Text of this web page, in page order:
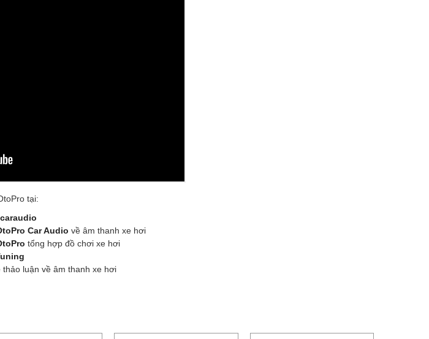
tại:
Car Audio về âm thanh xe hơi
tổng hợp đồ chơi xe hơi
thảo luận về âm thanh xe hơi